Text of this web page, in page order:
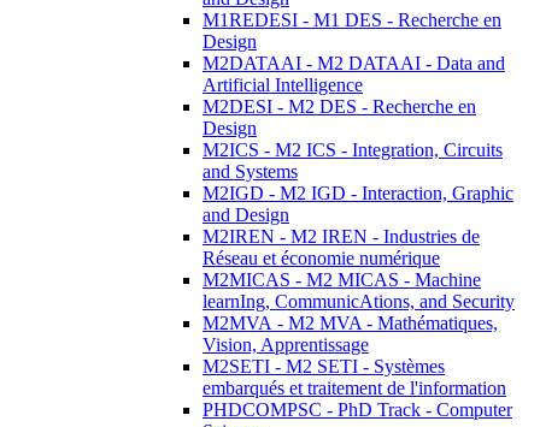
M1REDESI - M1 DES - Recherche en
Design
M2DATAAI - M2 DATAAI - Data and
Artificial Intelligence
M2DESI - M2 DES - Recherche en
Design
M2ICS - M2 ICS - Integration, Circuits
and Systems
M2IGD - M2 IGD - Interaction, Graphic
and Design
M2IREN - M2 IREN - Industries de
Réseau et économie numérique
M2MICAS - M2 MICAS - Machine
learnIng, CommunicAtions, and Security
M2MVA - M2 MVA - Mathématiques,
Vision, Apprentissage
M2SETI - M2 SETI - Systèmes
embarqués et traitement de l'information
PHDCOMPSC - PhD Track - Computer